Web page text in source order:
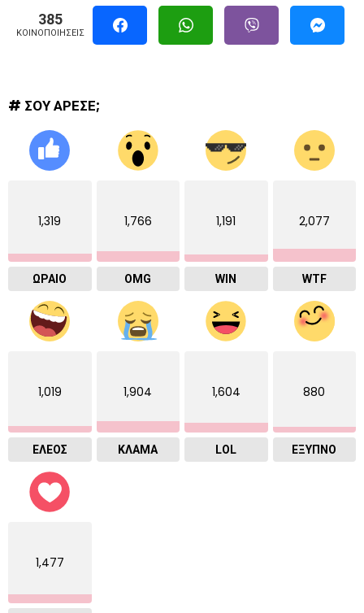
385
ΚΟΙΝΟΠΟΙΉΣΕΙΣ
# ΣΟΥ ΑΡΕΣΕ;
1,319
ΩΡΑΙΟ
1,766
OMG
1,191
WIN
2,077
WTF
1,019
ΕΛΕΟΣ
1,904
ΚΛΑΜΑ
1,604
LOL
880
ΈΞΥΠΝΟ
1,477